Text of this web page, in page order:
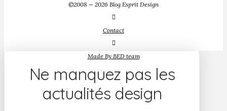
©2008 — 2026 Blog Esprit Design
Contact
Made By BED team
Ne manquez pas les
actualités design